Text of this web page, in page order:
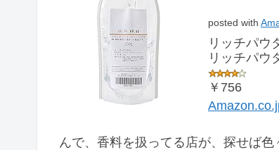
posted with
リッチパウ
リッチパウ
￥756
んで、香料を扱ってる店が、探せば